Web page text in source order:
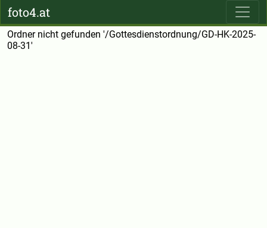
foto4.at
Ordner nicht gefunden '/Gottesdienstordnung/GD-HK-2025-
08-31'